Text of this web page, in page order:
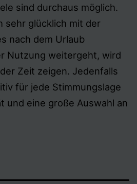
sind durchaus möglich.
sehr glücklich mit der
nach dem Urlaub
Nutzung weitergeht, wird
Zeit zeigen. Jedenfalls
für jede Stimmungslage
und eine große Auswahl an